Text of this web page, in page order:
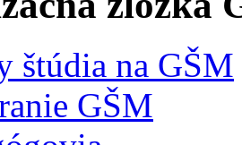
štúdia na GŠM
GŠM